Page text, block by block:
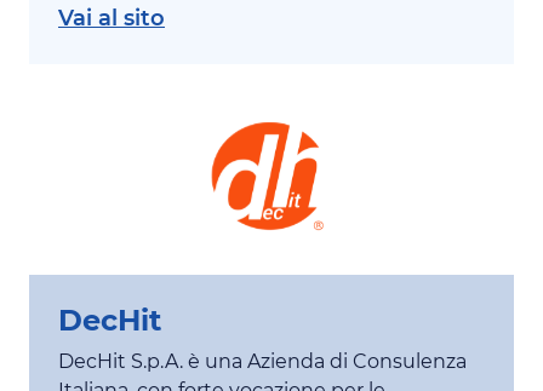
Vai al sito
DecHit
DecHit S.p.A. è una Azienda di Consulenza